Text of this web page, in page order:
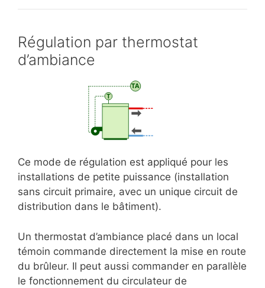
Régulation par thermostat
d’ambiance
Ce mode de régulation est appliqué pour les
installations de petite puissance (installation
sans circuit primaire, avec un unique circuit de
distribution dans le bâtiment).
Un thermostat d’ambiance placé dans un local
témoin commande directement la mise en route
du brûleur. Il peut aussi commander en parallèle
le fonctionnement du circulateur de